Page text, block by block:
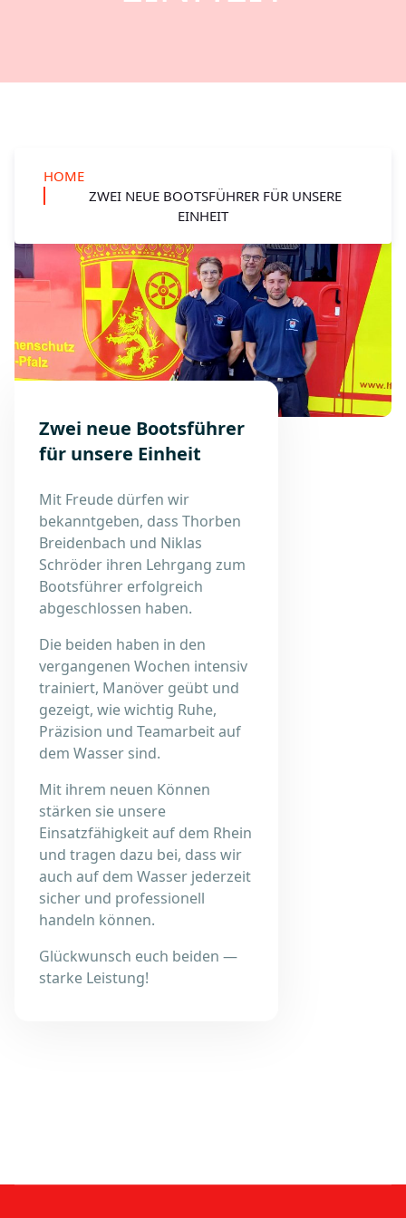
HOME
ZWEI NEUE BOOTSFÜHRER FÜR UNSERE
EINHEIT
Zwei neue Bootsführer
für unsere Einheit
Mit Freude dürfen wir
bekanntgeben, dass Thorben
Breidenbach und Niklas
Schröder ihren Lehrgang zum
Bootsführer erfolgreich
abgeschlossen haben.
Die beiden haben in den
vergangenen Wochen intensiv
trainiert, Manöver geübt und
gezeigt, wie wichtig Ruhe,
Präzision und Teamarbeit auf
dem Wasser sind.
Mit ihrem neuen Können
stärken sie unsere
Einsatzfähigkeit auf dem Rhein
und tragen dazu bei, dass wir
auch auf dem Wasser jederzeit
sicher und professionell
handeln können.
Glückwunsch euch beiden —
starke Leistung!